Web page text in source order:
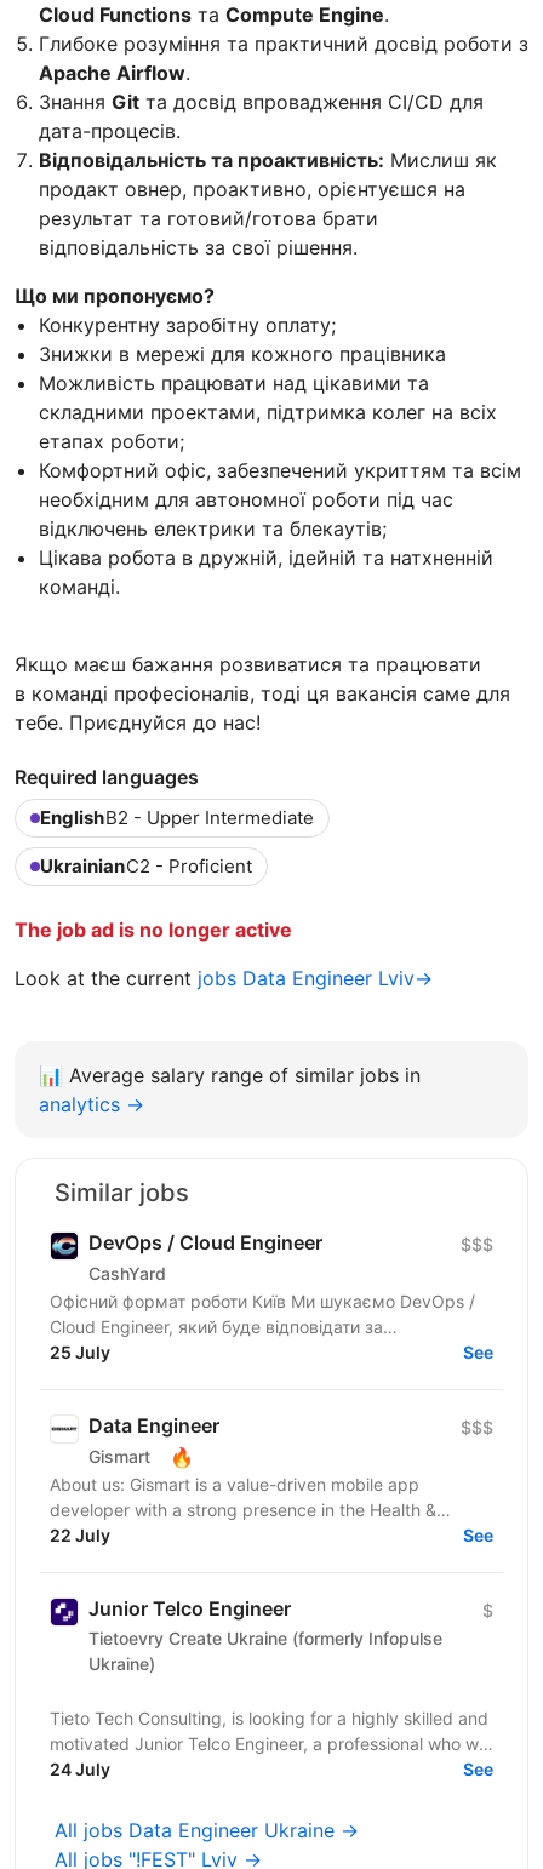
Cloud Functions та Compute Engine.
Глибоке розуміння та практичний досвід роботи з
Apache Airflow.
Знання Git та досвід впровадження CI/CD для
дата-процесів.
Відповідальність та проактивність: Мислиш як
продакт овнер, проактивно, орієнтуєшся на
результат та готовий/готова брати
відповідальність за свої рішення.
Що ми пропонуємо?
Конкурентну заробітну оплату;
Знижки в мережі для кожного працівника
Можливість працювати над цікавими та
складними проектами, підтримка колег на всіх
етапах роботи;
Комфортний офіс, забезпечений укриттям та всім
необхідним для автономної роботи під час
відключень електрики та блекаутів;
Цікава робота в дружній, ідейній та натхненній
команді.
Якщо маєш бажання розвиватися та працювати
в команді професіоналів, тоді ця вакансія саме для
тебе. Приєднуйся до нас!
Required languages
EnglishB2 - Upper Intermediate
UkrainianC2 - Proficient
The job ad is no longer active
Look at the current jobs Data Engineer Lviv→
📊 Average salary range of similar jobs in
analytics →
Similar jobs
DevOps / Cloud Engineer
CashYard
$$$
Офісний формат роботи Київ Ми шукаємо DevOps /
Cloud Engineer, який буде відповідати за
проєктування, розгортання та підтримку хмарної
25 July See
Data Engineer
Gismart 🔥
$$$
About us: Gismart is a value-driven mobile app
developer with a strong presence in the Health &
Wellness, Utilities, and Music app markets. We have
22 July See
Junior Telco Engineer
Tietoevry Create Ukraine (formerly Infopulse
Ukraine)
$
Tieto Tech Consulting, is looking for a highly skilled and
motivated Junior Telco Engineer, a professional who will
join a project within a Telecom Team for...
24 July See
All jobs Data Engineer Ukraine →
All jobs "!FEST" Lviv →